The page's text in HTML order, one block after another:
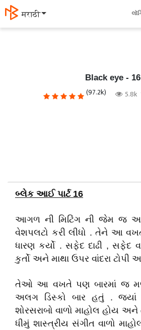
मराठी
Black eye - 16
(97.2k) 5.8k
બ્લેક આઈ પાર્ટ 16
આગળ ની મિટિંગ ની જેમ જ
વેશપલટો કરી લીધો . તેને આ
ધારણ કર્યો . સફેદ દાઢી , સફેદ
કુર્તો અને માથા ઉપર વાંદરા
તેઓ આ વખતે પણ બારમાં જ
અલગ ડિસ્કો બાર હતું .
શોરસરાબો વાળો માહોલ હોય
ધીમું શાસ્ત્રીય સંગીત વાળો